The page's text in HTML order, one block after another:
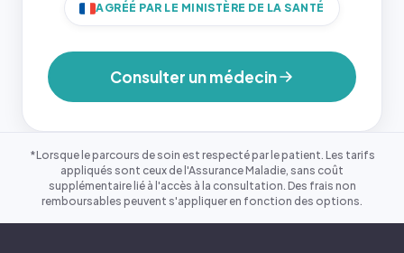
AGRÉÉ PAR LE MINISTÈRE DE LA SANTÉ
Consulter un médecin
*Lorsque le parcours de soin est respecté par le patient. Les tarifs
appliqués sont ceux de l'Assurance Maladie, sans coût
supplémentaire lié à l'accès à la consultation. Des frais non
remboursables peuvent s'appliquer en fonction des options.